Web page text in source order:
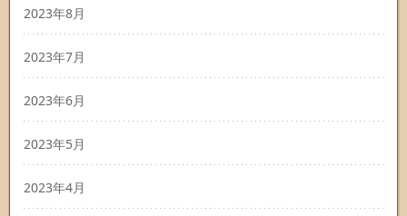
2023年8月
2023年7月
2023年6月
2023年5月
2023年4月